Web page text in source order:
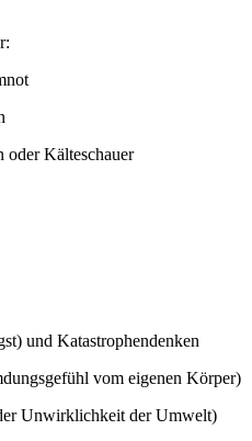
oder Kälteschauer
und Katastrophendenken
vom eigenen Körper)
Unwirklichkeit der Umwelt)